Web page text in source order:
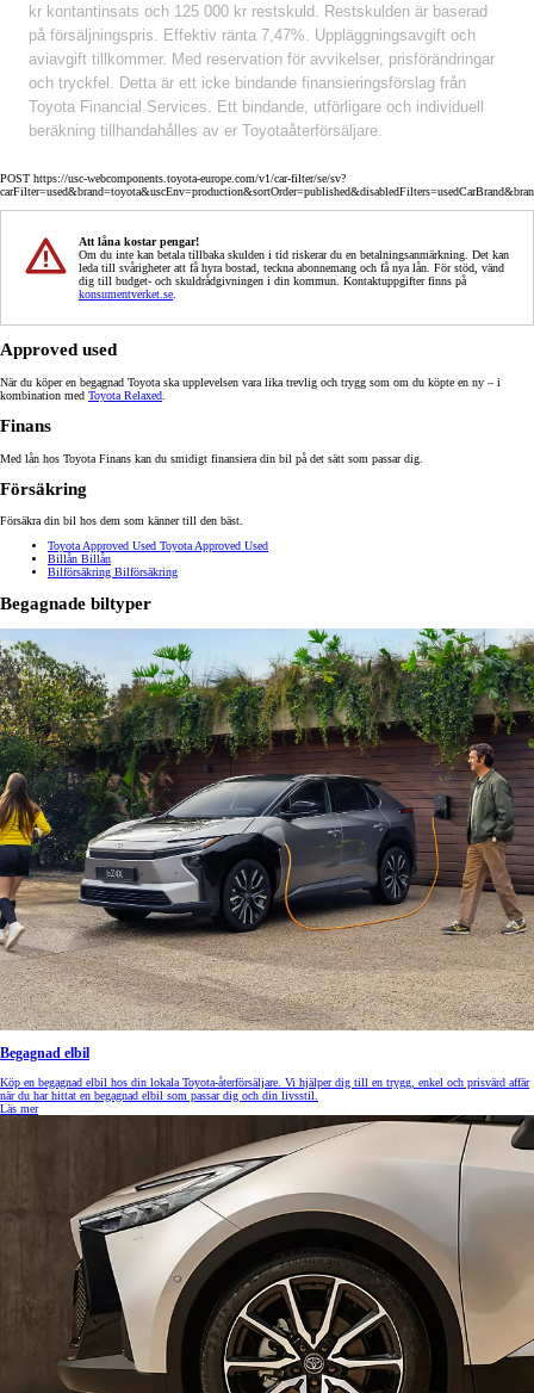
kr kontantinsats och 125 000 kr restskuld. Restskulden är baserad
på försäljningspris. Effektiv ränta 7,47%. Uppläggningsavgift och
aviavgift tillkommer. Med reservation för avvikelser, prisförändringar
och tryckfel. Detta är ett icke bindande finansieringsförslag från
Toyota Financial Services. Ett bindande, utförligare och individuell
beräkning tillhandahålles av er Toyotaåterförsäljare.
POST https://usc-webcomponents.toyota-europe.com/v1/car-filter/se/sv?
Att låna kostar pengar!
Om du inte kan betala tillbaka skulden i tid riskerar du en betalningsanmärkning. Det kan
leda till svårigheter att få hyra bostad, teckna abonnemang och få nya lån. För stöd, vänd
dig till budget- och skuldrådgivningen i din kommun. Kontaktuppgifter finns på
konsumentverket.se
Approved used
När du köper en begagnad Toyota ska upplevelsen vara lika trevlig och trygg som om du köpte en ny – i
kombination med Toyota Relaxed
Finans
Med lån hos Toyota Finans kan du smidigt finansiera din bil på det sätt som passar dig.
Försäkring
Försäkra din bil hos dem som känner till den bäst.
Toyota Approved Used Toyota Approved Used
Billån Billån
Bilförsäkring Bilförsäkring
Begagnade biltyper
Begagnad elbil
Köp en begagnad elbil hos din lokala Toyota-återförsäljare. Vi hjälper dig till en trygg, enkel och prisvärd affär
när du har hittat en begagnad elbil som passar dig och din livsstil.
Läs mer